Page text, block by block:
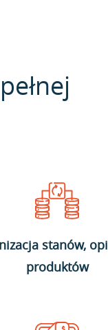
stanów,
produktów